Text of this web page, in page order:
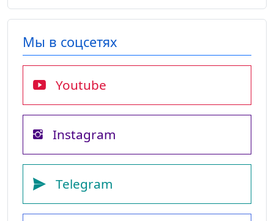
Мы в соцсетях
Youtube
Instagram
Telegram